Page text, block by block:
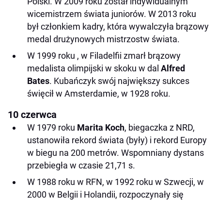
wicemistrzem świata juniorów. W 2013 roku
był członkiem kadry, która wywalczyła brązowy
medal drużynowych mistrzostw świata.
W 1999 roku , w Filadelfii zmarł brązowy
medalista olimpijski w skoku w dal Alfred
Bates. Kubańczyk swój największy sukces
święcił w Amsterdamie, w 1928 roku.
10 czerwca
W 1979 roku Marita Koch, biegaczka z NRD,
ustanowiła rekord świata (były) i rekord Europy
w biegu na 200 metrów. Wspomniany dystans
przebiegła w czasie 21,71 s.
W 1988 roku w RFN, w 1992 roku w Szwecji, w
2000 w Belgii i Holandii, rozpoczynały się